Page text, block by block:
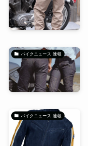
バイクニュース 速報
バイクニュース 速報